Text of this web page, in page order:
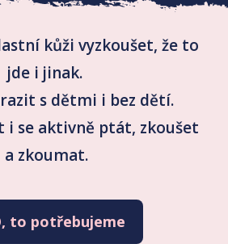
kůži vyzkoušet, že to
jde i jinak.
s dětmi i bez dětí.
i se aktivně ptát, zkoušet
a zkoumat.
to potřebujeme